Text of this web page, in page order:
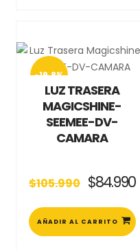
19.8%
LUZ TRASERA
MAGICSHINE-
SEEMEE-DV-
CAMARA
$105.990 El
precio
original
era:
$105.990.
$84.990El
AÑADIR AL CARRITO